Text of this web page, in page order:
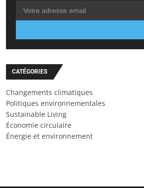
CATÉGORIES
Changements climatiques
Politiques environnementales
Sustainable Living
Économie circulaire
Énergie et environnement